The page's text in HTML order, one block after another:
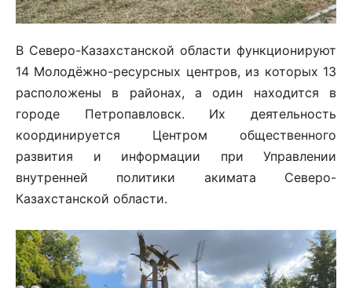
В Северо-Казахстанской области функционируют
14 Молодёжно-ресурсных центров, из которых 13
расположены в районах, а один находится в
городе Петропавловск. Их деятельность
координируется Центром общественного
развития и информации при Управлении
внутренней политики акимата Северо-
Казахстанской области.